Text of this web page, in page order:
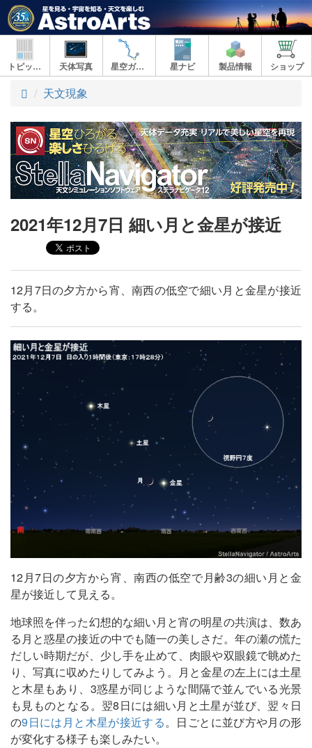
トピックス 天体写真 星空ガイド 星ナビ 製品情報 ショップ
ト
プ
天文現象
2021年12月7日 細い月と金星が接近
12月7日の夕方から宵、南西の低空で細い月と金星が接近
する。
12月7日の夕方から宵、南西の低空で月齢3の細い月と金
星が接近して見える。
地球照を伴った幻想的な細い月と宵の明星の共演は、数あ
る月と惑星の接近の中でも随一の美しさだ。年の瀬の慌た
だしい時期だが、少し手を止めて、肉眼や双眼鏡で眺めた
り、写真に収めたりしてみよう。月と金星の左上には土星
と木星もあり、3惑星が同じような間隔で並んでいる光景
も見ものとなる。翌8日には細い月と土星が並び、翌々日
の9日には月と木星が接近する。日ごとに並び方や月の形
が変化する様子も楽しみたい。